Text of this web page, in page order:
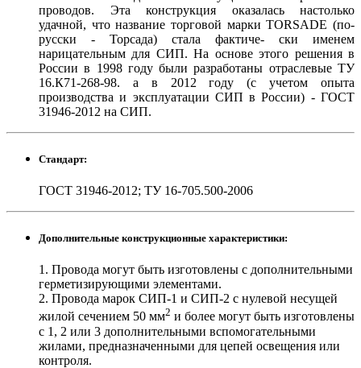
проводов. Эта конструкция оказалась настолько
удачной, что название торговой марки TORSADE (по-
русски - Торсада) стала фактиче- ски именем
нарицательным для СИП. На основе этого решения в
России в 1998 году были разработаны отраслевые ТУ
16.К71-268-98. а в 2012 году (с учетом опыта
производства и эксплуатации СИП в России) - ГОСТ
31946-2012 на СИП.
Стандарт:
ГОСТ 31946-2012; ТУ 16-705.500-2006
Дополнительные конструкционные характеристики:
1. Провода могут быть изготовлены с дополнительными
герметизирующими элементами.
2. Провода марок СИП-1 и СИП-2 с нулевой несущей
жилой сечением 50 мм2 и более могут быть изготовлены
с 1, 2 или 3 дополнительными вспомогательными
жилами, предназначенными для цепей освещения или
контроля.